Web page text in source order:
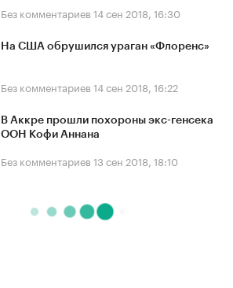
Без комментариев 14 сен 2018, 16:30
На США обрушился ураган «Флоренс»
Без комментариев 14 сен 2018, 16:22
В Аккре прошли похороны экс-генсека
ООН Кофи Аннана
Без комментариев 13 сен 2018, 18:10